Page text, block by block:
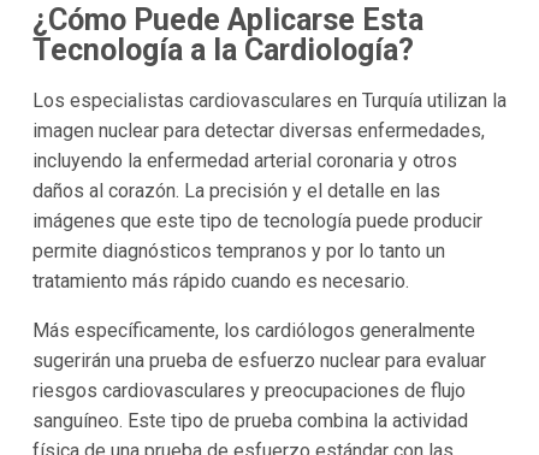
¿Cómo Puede Aplicarse Esta
Tecnología a la Cardiología?
Los especialistas cardiovasculares en Turquía utilizan la
imagen nuclear para detectar diversas enfermedades,
incluyendo la enfermedad arterial coronaria y otros
daños al corazón. La precisión y el detalle en las
imágenes que este tipo de tecnología puede producir
permite diagnósticos tempranos y por lo tanto un
tratamiento más rápido cuando es necesario.
Más específicamente, los cardiólogos generalmente
sugerirán una prueba de esfuerzo nuclear para evaluar
riesgos cardiovasculares y preocupaciones de flujo
sanguíneo. Este tipo de prueba combina la actividad